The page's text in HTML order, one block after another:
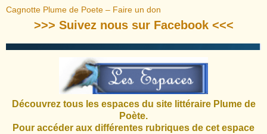
Cagnotte Plume de Poete – Faire un don
>>> Suivez nous sur Facebook <<<
Découvrez tous les espaces du site littéraire Plume de
Poète.
Pour accéder aux différentes rubriques de cet espace